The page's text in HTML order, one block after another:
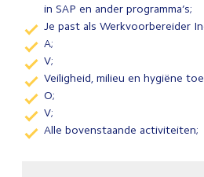
in SAP en ander programma’s;
Je past als Werkvoorbereider
A;
V;
Veiligheid, milieu en hygiëne
O;
V;
Alle bovenstaande activiteiten;